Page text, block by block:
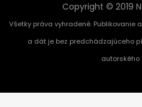
Copyright © 2019
Všetky práva vyhradené.
a dát je bez predchádzajúceho
autorského